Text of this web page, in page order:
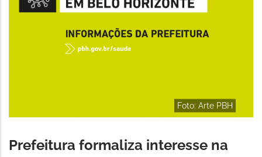
Foto: Arte PBH
Prefeitura formaliza interesse na